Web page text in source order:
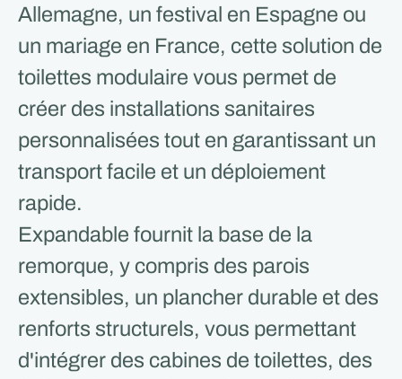
Allemagne, un festival en Espagne ou
un mariage en France, cette solution de
toilettes modulaire vous permet de
créer des installations sanitaires
personnalisées tout en garantissant un
transport facile et un déploiement
rapide.
Expandable fournit la base de la
remorque, y compris des parois
extensibles, un plancher durable et des
renforts structurels, vous permettant
d'intégrer des cabines de toilettes, des